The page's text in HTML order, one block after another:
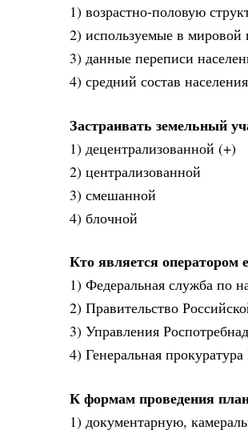
1) возрастно-половую
2) используемые в мировой
3) данные переписи
4) средний состав
Застраивать земельный
1) децентрализованной (+)
2) централизованной
3) смешанной
4) блочной
Кто является оператором
1) Федеральная служба по
2) Правительство
3) Управления
4) Генеральная
К формам проведения
1) документарную,